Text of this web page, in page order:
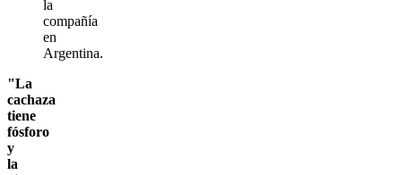
la
compañía
en
Argentina.
"La
cachaza
tiene
fósforo
y
la